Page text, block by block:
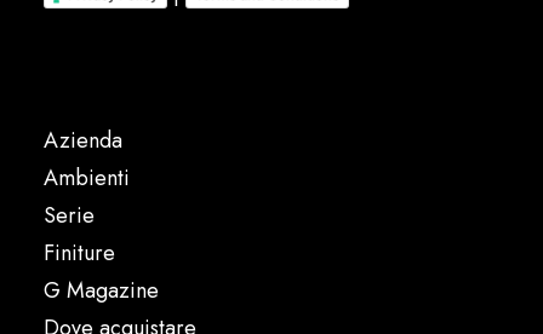
Azienda
Ambienti
Serie
Finiture
G Magazine